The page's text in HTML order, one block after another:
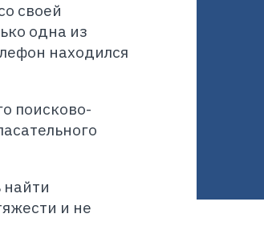
своей
одна из
находился
поисково-
найти
и не